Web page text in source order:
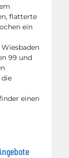
flatterte
ein
Wiesbaden
99 und
die
einen